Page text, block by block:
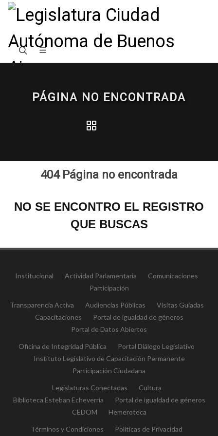
PÁGINA NO ENCONTRADA
404 Página no encontrada
NO SE ENCONTRO EL REGISTRO
QUE BUSCAS
Institucional Actividad Parlamentaria
Comunicaciones
Participación
Transparencia Activa Audiencias Públicas
Visitas Guiadas
Capacitaciones
Portal de igualdad de géneros
Portal de Datos Abiertos
Oficina de Integridad Pública
Portal Diálogo Legislativo
Instituto Legislativo de Capacitación Permanente
Participación Ciudadana
Legislaturas Conectadas
Cultura
Biblioteca Esteban Echeverría
Portal de igualdad de géneros
CEDOM
Hemeroteca
Términos y Condiciones Políticas de Privacidad